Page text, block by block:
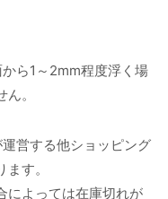
ら1～2mm程度浮く場
。
営する他ショッピング
す。
によっては在庫切れが